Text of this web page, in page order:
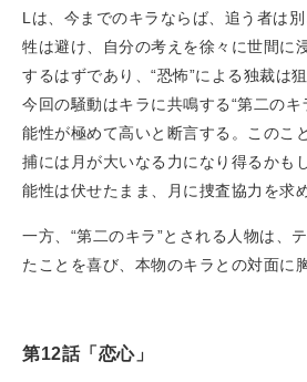
Lは、今までのキラならば、追う者は
牲は避け、自分の考えを徐々に世間に
するはずであり、“恐怖”による独裁は
今回の騒動はキラに共鳴する“第二の
能性が極めて高いと断言する。このこ
捕には月が大いなる力になり得るかも
能性は伏せたまま、月に捜査協力を求め
一方、“第二のキラ”とされる人物は、
たことを喜び、本物のキラとの対面
第12話「恋心」